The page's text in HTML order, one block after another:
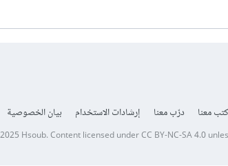
معنا درّب معنا إرشادات الاستخدام بيان الخصوصية
Hsoub.Content licensed underCC BY-NC-SA 4.0